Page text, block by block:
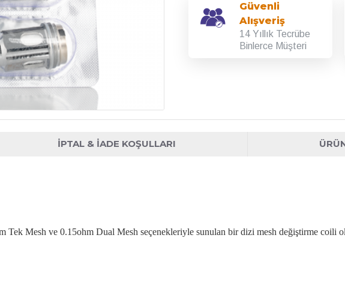
Güvenli
Alışveriş
14 Yıllık Tecrübe
Binlerce Müşteri
İPTAL & İADE KOŞULLARI
Tek Mesh ve 0.15ohm Dual Mesh seçenekleriyle sunulan bir dizi mesh değiştirme coili